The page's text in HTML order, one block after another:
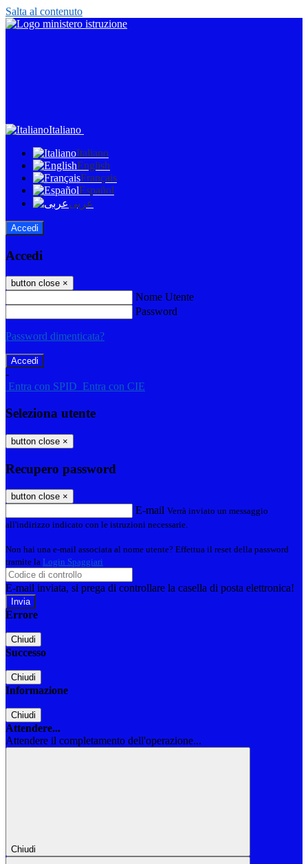
Salta al contenuto
Italiano
Italiano
English
Français
Español
عربى
Accedi
Accedi
button close ×
Nome Utente
Password
Password dimenticata?
-
Entra con SPID Entra con CIE
Seleziona utente
button close ×
Recupero password
button close ×
E-mail Verrà inviato un messaggio
all'indirizzo indicato con le istruzioni necessarie.
Non hai una e-mail associata al nome utente? Effettua il reset della password
tramite la Login Spaggiari
E-mail inviata, si prega di controllare la casella di posta elettronica!
Errore
Chiudi
Successo
Chiudi
Informazione
Chiudi
Attendere...
Attendere il completamento dell'operazione...
Chiudi